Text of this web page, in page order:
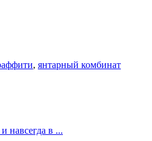
, янтарный комбинат
навсегда в ...